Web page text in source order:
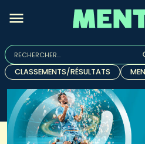
Rechercher :
Quand les résultats de l'auto-
CLASSEMENTS/RÉSULTATS